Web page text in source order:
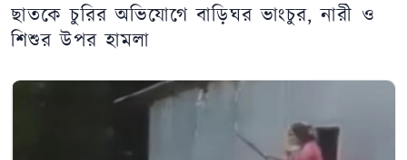
ছাতকে চুরির অভিযোগে বাড়িঘর ভাংচুর, নারী ও
শিশুর উপর হামলা